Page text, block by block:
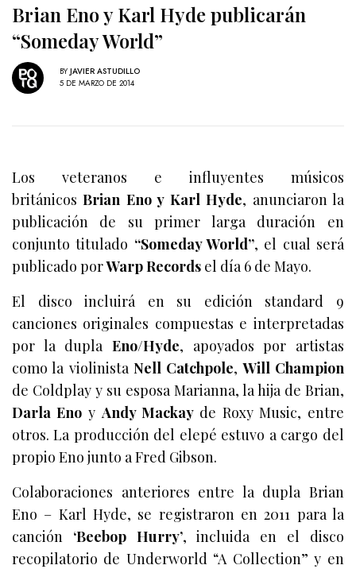
Brian Eno y Karl Hyde publicarán
“Someday World”
BY JAVIER ASTUDILLO
5 DE MARZO DE 2014
Los veteranos e influyentes músicos
británicosBrian Eno y Karl Hyde, anunciaron la
publicación de su primer larga duración en
conjunto titulado “Someday World”, el cual será
publicado porWarp Records el día 6 de Mayo.
El disco incluirá en su edición standard 9
canciones originales compuestas e interpretadas
por la dupla Eno/Hyde, apoyados por artistas
como la violinista Nell Catchpole,Will Champion
de Coldplay y su esposa Marianna, la hija de Brian,
Darla Eno yAndy Mackay de Roxy Music, entre
otros. La producción del elepé estuvo a cargo del
propio Eno junto a Fred Gibson.
Colaboraciones anteriores entre la dupla Brian
Eno – Karl Hyde, se registraron en 2011 para la
canción ‘Beebop Hurry’, incluida en el disco
recopilatorio de Underworld “A Collection” y en